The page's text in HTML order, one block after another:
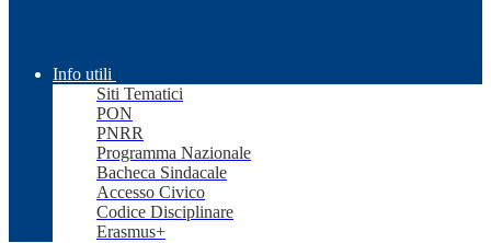
Info utili
Siti Tematici
PON
PNRR
Programma Nazionale
Bacheca Sindacale
Accesso Civico
Codice Disciplinare
Erasmus+